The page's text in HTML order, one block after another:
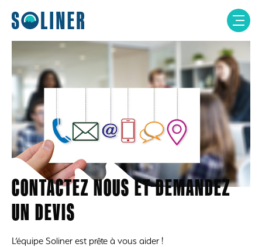
CONTACTEZ NOUS ET DEMANDEZ
UN DEVIS
L’équipe Soliner est prête à vous aider !